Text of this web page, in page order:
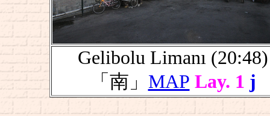
Gelibolu Limanı (20:48)
「南」 MAP Lay. 1 j